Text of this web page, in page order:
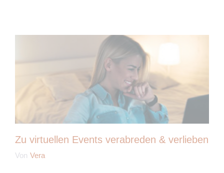
Zu virtuellen Events verabreden & verlieben
Von Vera